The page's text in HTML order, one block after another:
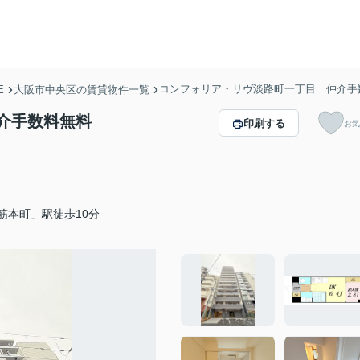
大阪市中央区の賃貸物件一覧 コンフォリア・リヴ淡路町一丁目 仲介手
手数料無料
本町」駅徒歩10分
印刷する お